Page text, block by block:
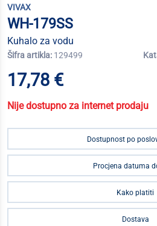
VIVAX
WH-179SS
Kuhalo za vodu
Šifra artikla: 129499
17,78 €
Nije dostupno za internet prodaju
Dostupnost po
Procjena datuma
Kako platiti
Dostava